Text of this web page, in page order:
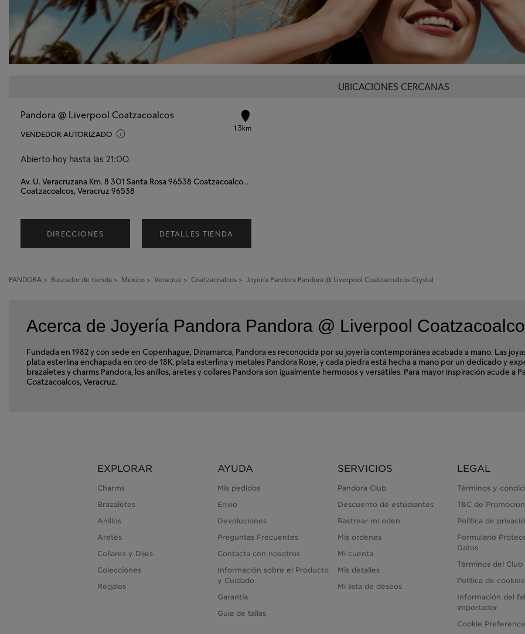
UBICACIONES CERCANAS
Pandora @ Liverpool Coatzacoalcos
VENDEDOR AUTORIZADO
Abierto hoy hasta las 21:00.
1.3km
Av. U. Veracruzana Km. 8 301 Santa Rosa 96538 Coatzacoalcos Veracruz
Coatzacoalcos, Veracruz 96538
DIRECCIONES DETALLES TIENDA
PANDORA > Buscador de tienda > Mexico > Veracruz > Coatzacoalcos > Joyería Pandora Pandora @ Liverpool Coatzacoalcos Crystal
Acerca de Joyería Pandora Pandora @ Liverpool
Fundada en 1982 y con sede en Copenhague, Dinamarca, Pandora es reconocida por su joyería contemporánea acabada a mano. Las
plata esterlina enchapada en oro de 18K, plata esterlina y metales Pandora Rose, y cada piedra está hecha a mano por un dedicado y
brazaletes y charms Pandora, los anillos, aretes y collares Pandora son igualmente hermosos y versátiles. Para mayor inspiración acude a
Coatzacoalcos, Veracruz.
EXPLORAR
Charms
Brazaletes
Anillos
Aretes
Collares y Dijes
Colecciones
Regalos
AYUDA
Mis pedidos
Envio
Devoluciones
Preguntas Frecuentes
Contacta con nosotros
Información sobre el Producto
y Cuidado
Garantía
Guia de tallas
SERVICIOS
Pandora Club
Descuento de estudiantes
Rastrear mi oden
Mis ordenes
Mi cuenta
Mis detalles
Mi lista de deseos
LEGAL
Términos y
T&C de
Política de
Formulario
Datos
Términos del Club
Política de cookies
Información del
importador
Cookie